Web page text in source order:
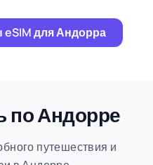
для Андорра
по Андорре
путешествия и